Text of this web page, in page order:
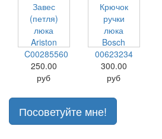
Завес
(петля)
люка
Ariston
C00285560
250.00
руб
Крючок
ручки
люка
Bosch
00623234
300.00
руб
Посоветуйте мне!